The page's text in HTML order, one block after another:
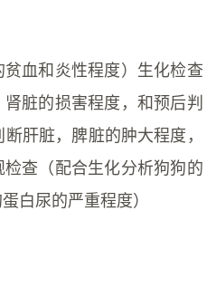
血和炎性程度）生化检查
肾脏的损害程度，和预后判
肝脏，脾脏的肿大程度，
查（配合生化分析狗狗的
白尿的严重程度）